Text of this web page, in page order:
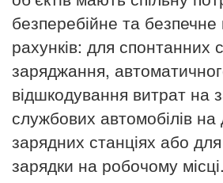
безперебійне та
рахунків: для спонтанних
заряджання,
відшкодування витрат на
службових автомобілів
зарядних станціях або
зарядки на робочому місці.